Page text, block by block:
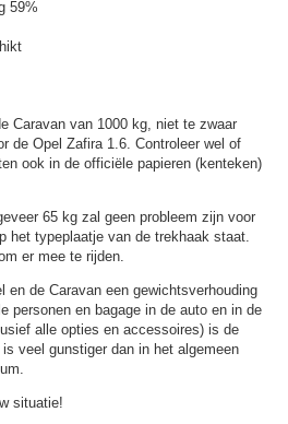
59%
Caravan van 1000 kg, niet te zwaar
de Opel Zafira 1.6. Controleer wel of
ook in de officiële papieren (kenteken)
65 kg zal geen probleem zijn voor
het typeplaatje van de trekhaak staat.
er mee te rijden.
en de Caravan een gewichtsverhouding
personen en bagage in de auto en in de
alle opties en accessoires) is de
veel gunstiger dan in het algemeen
situatie!